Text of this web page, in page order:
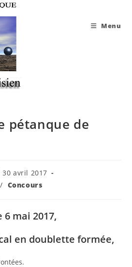
Menu
pétanque de
:
30 avril 2017
/ Concours
6 mai 2017,
en doublette formée,